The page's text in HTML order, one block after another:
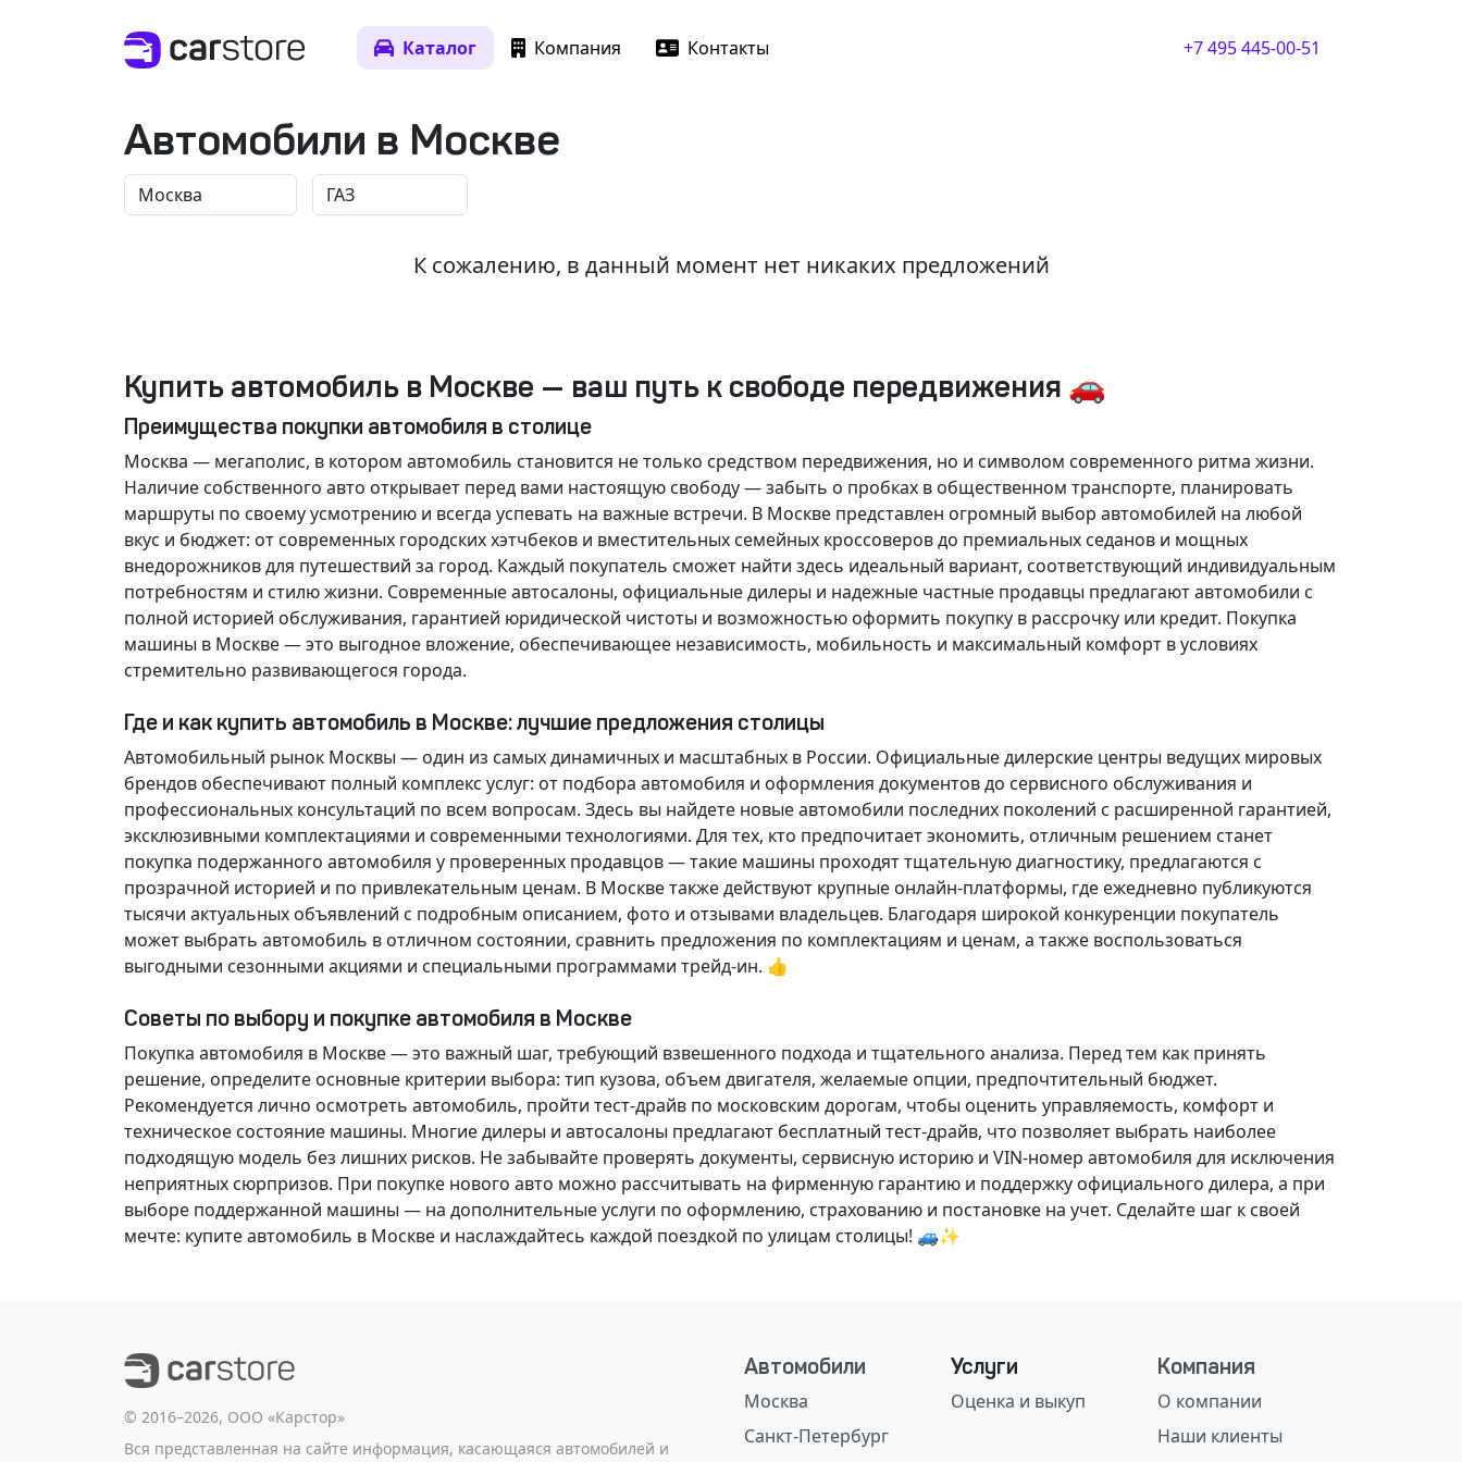
Каталог Компания Контакты +7 495 445-00-51
Автомобили в Москве
К сожалению, в данный момент нет никаких предложений
Купить автомобиль в Москве — ваш путь к свободе передвижения 🚗
Преимущества покупки автомобиля в столице
Москва — мегаполис, в котором автомобиль становится не только средством передвижения, но и символом современного ритма жизни.
Наличие собственного авто открывает перед вами настоящую свободу — забыть о пробках в общественном транспорте, планировать
маршруты по своему усмотрению и всегда успевать на важные встречи. В Москве представлен огромный выбор автомобилей на любой
вкус и бюджет: от современных городских хэтчбеков и вместительных семейных кроссоверов до премиальных седанов и мощных
внедорожников для путешествий за город. Каждый покупатель сможет найти здесь идеальный вариант, соответствующий индивидуальным
потребностям и стилю жизни. Современные автосалоны, официальные дилеры и надежные частные продавцы предлагают автомобили с
полной историей обслуживания, гарантией юридической чистоты и возможностью оформить покупку в рассрочку или кредит. Покупка
машины в Москве — это выгодное вложение, обеспечивающее независимость, мобильность и максимальный комфорт в условиях
стремительно развивающегося города.
Где и как купить автомобиль в Москве: лучшие предложения столицы
Автомобильный рынок Москвы — один из самых динамичных и масштабных в России. Официальные дилерские центры ведущих мировых
брендов обеспечивают полный комплекс услуг: от подбора автомобиля и оформления документов до сервисного обслуживания и
профессиональных консультаций по всем вопросам. Здесь вы найдете новые автомобили последних поколений с расширенной гарантией,
эксклюзивными комплектациями и современными технологиями. Для тех, кто предпочитает экономить, отличным решением станет
покупка подержанного автомобиля у проверенных продавцов — такие машины проходят тщательную диагностику, предлагаются с
прозрачной историей и по привлекательным ценам. В Москве также действуют крупные онлайн-платформы, где ежедневно публикуются
тысячи актуальных объявлений с подробным описанием, фото и отзывами владельцев. Благодаря широкой конкуренции покупатель
может выбрать автомобиль в отличном состоянии, сравнить предложения по комплектациям и ценам, а также воспользоваться
выгодными сезонными акциями и специальными программами трейд-ин. 👍
Советы по выбору и покупке автомобиля в Москве
Покупка автомобиля в Москве — это важный шаг, требующий взвешенного подхода и тщательного анализа. Перед тем как принять
решение, определите основные критерии выбора: тип кузова, объем двигателя, желаемые опции, предпочтительный бюджет.
Рекомендуется лично осмотреть автомобиль, пройти тест-драйв по московским дорогам, чтобы оценить управляемость, комфорт и
техническое состояние машины. Многие дилеры и автосалоны предлагают бесплатный тест-драйв, что позволяет выбрать наиболее
подходящую модель без лишних рисков. Не забывайте проверять документы, сервисную историю и VIN-номер автомобиля для исключения
неприятных сюрпризов. При покупке нового авто можно рассчитывать на фирменную гарантию и поддержку официального дилера, а при
выборе поддержанной машины — на дополнительные услуги по оформлению, страхованию и постановке на учет. Сделайте шаг к своей
мечте: купите автомобиль в Москве и наслаждайтесь каждой поездкой по улицам столицы! 🚙✨
©️ 2016–2026, ООО «Карстор»
Вся представленная на сайте информация, касающаяся автомобилей и
Автомобили
Москва
Санкт-Петербург
Услуги
Оценка и выкуп
Компания
О компании
Наши клиенты